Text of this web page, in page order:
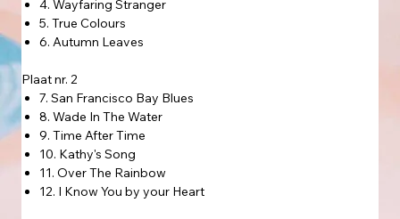
4. Wayfaring Stranger
5. True Colours
6. Autumn Leaves
Plaat nr. 2
7. San Francisco Bay Blues
8. Wade In The Water
9. Time After Time
10. Kathy's Song
11. Over The Rainbow
12. I Know You by your Heart